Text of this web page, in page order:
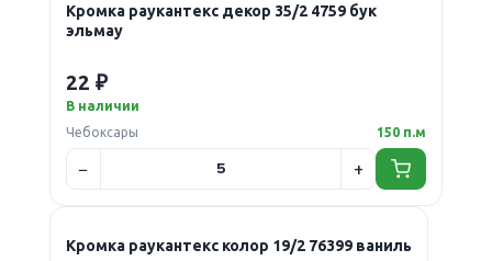
Кромка раукантекс декор 35/2 4759 бук
эльмау
22 ₽
В наличии
Чебоксары
150 п.м
Кромка раукантекс колор 19/2 76399 ваниль